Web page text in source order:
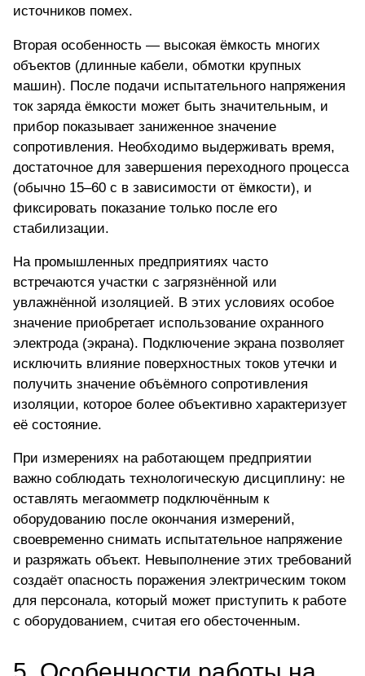
источников помех.
Вторая особенность — высокая ёмкость многих
объектов (длинные кабели, обмотки крупных
машин). После подачи испытательного напряжения
ток заряда ёмкости может быть значительным, и
прибор показывает заниженное значение
сопротивления. Необходимо выдерживать время,
достаточное для завершения переходного процесса
(обычно 15–60 с в зависимости от ёмкости), и
фиксировать показание только после его
стабилизации.
На промышленных предприятиях часто
встречаются участки с загрязнённой или
увлажнённой изоляцией. В этих условиях особое
значение приобретает использование охранного
электрода (экрана). Подключение экрана позволяет
исключить влияние поверхностных токов утечки и
получить значение объёмного сопротивления
изоляции, которое более объективно характеризует
её состояние.
При измерениях на работающем предприятии
важно соблюдать технологическую дисциплину: не
оставлять мегаомметр подключённым к
оборудованию после окончания измерений,
своевременно снимать испытательное напряжение
и разряжать объект. Невыполнение этих требований
создаёт опасность поражения электрическим током
для персонала, который может приступить к работе
с оборудованием, считая его обесточенным.